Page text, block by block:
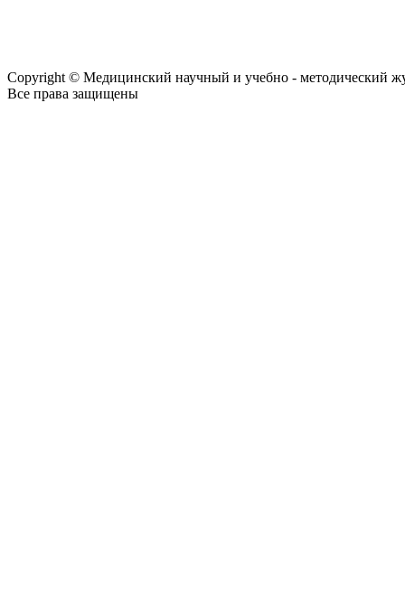
Copyright © Медицинский научный и учебно - методический
Все права защищены